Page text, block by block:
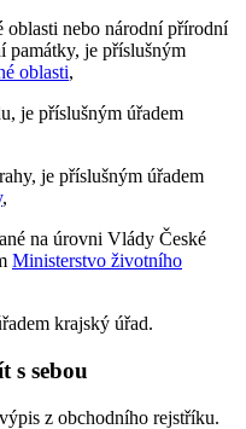
oblasti nebo národní přírodní
památky, je příslušným
oblasti,
je příslušným úřadem
je příslušným úřadem
,
na úrovni Vlády České
Ministerstvo životního
krajský úřad.
s sebou
z obchodního rejstříku.